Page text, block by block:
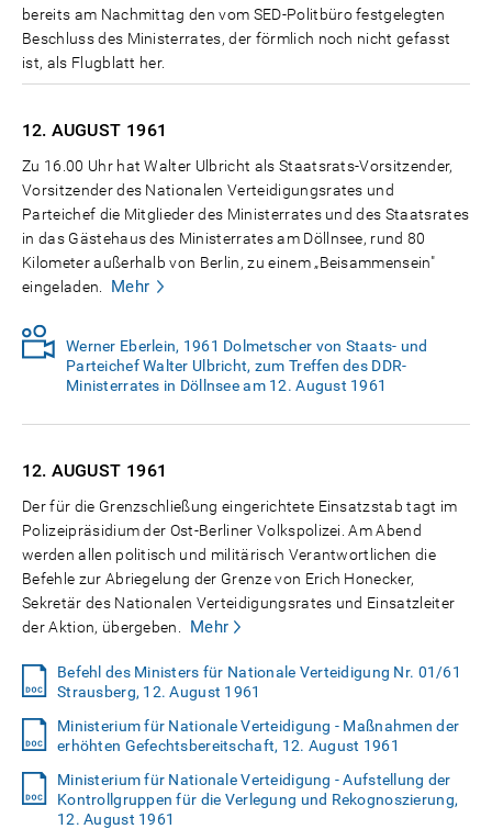
bereits am Nachmittag den vom SED-Politbüro festgelegten
Beschluss des Ministerrates, der förmlich noch nicht gefasst
ist, als Flugblatt her.
12. AUGUST 1961
Zu 16.00 Uhr hat Walter Ulbricht als Staatsrats-Vorsitzender,
Vorsitzender des Nationalen Verteidigungsrates und
Parteichef die Mitglieder des Ministerrates und des Staatsrates
in das Gästehaus des Ministerrates am Döllnsee, rund 80
Kilometer außerhalb von Berlin, zu einem „Beisammensein"
eingeladen.
Mehr
Werner Eberlein, 1961 Dolmetscher von Staats- und
Parteichef Walter Ulbricht, zum Treffen des DDR-
Ministerrates in Döllnsee am 12. August 1961
12. AUGUST 1961
Der für die Grenzschließung eingerichtete Einsatzstab tagt im
Polizeipräsidium der Ost-Berliner Volkspolizei. Am Abend
werden allen politisch und militärisch Verantwortlichen die
Befehle zur Abriegelung der Grenze von Erich Honecker,
Sekretär des Nationalen Verteidigungsrates und Einsatzleiter
der Aktion, übergeben.
Mehr
Befehl des Ministers für Nationale Verteidigung Nr. 01/61
Strausberg, 12. August 1961
Ministerium für Nationale Verteidigung - Maßnahmen der
erhöhten Gefechtsbereitschaft, 12. August 1961
Ministerium für Nationale Verteidigung - Aufstellung der
Kontrollgruppen für die Verlegung und Rekognoszierung,
12. August 1961